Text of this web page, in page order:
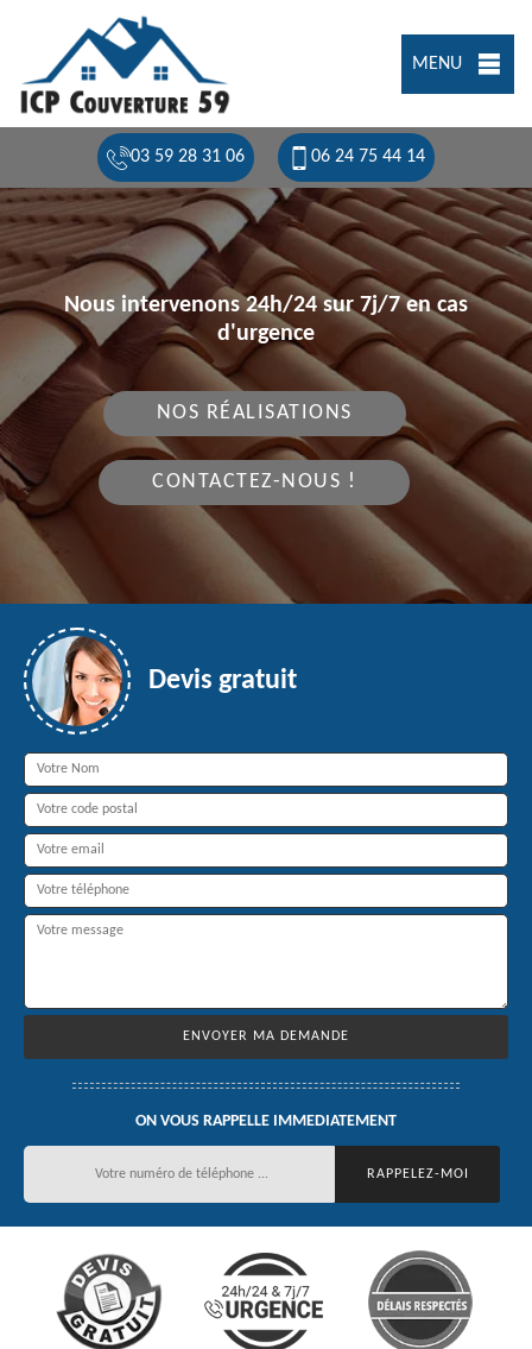
MENU
03 59 28 31 06 06 24 75 44 14
Nous intervenons 24h/24 sur 7j/7 en cas
d'urgence
NOS RÉALISATIONS
CONTACTEZ-NOUS !
Devis gratuit
ON VOUS RAPPELLE IMMEDIATEMENT